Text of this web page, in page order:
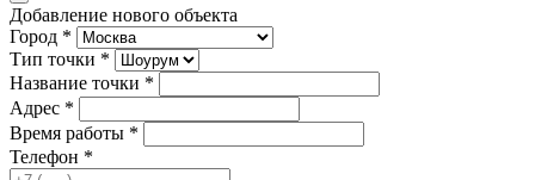
Добавление нового объекта
Город *
Тип точки *
Название точки *
Адрес *
Время работы *
Телефон *